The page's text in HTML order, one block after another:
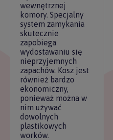
wewnętrznej
komory. Specjalny
system zamykania
skutecznie
zapobiega
wydostawaniu się
nieprzyjemnych
zapachów. Kosz jest
również bardzo
ekonomiczny,
ponieważ można w
nim używać
dowolnych
plastikowych
worków.